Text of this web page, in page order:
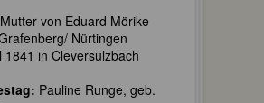
von Eduard Mörike
Nürtingen
1841 in Cleversulzbach
Pauline Runge, geb.